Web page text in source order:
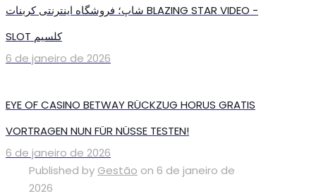
شاپ؛ فروشگاه اینترنتی کربنات BLAZING STAR VIDEO -
SLOT کلسیم
6 de janeiro de 2026
EYE OF CASINO BETWAY RÜCKZUG HORUS GRATIS
VORTRAGEN NUN FÜR NÜSSE TESTEN!
6 de janeiro de 2026
Published by Gestão on 6 de janeiro de
2026